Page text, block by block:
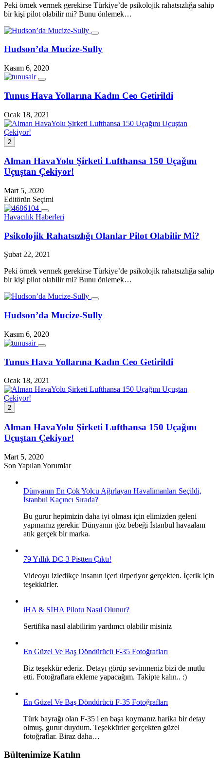
Peki örnek vermek gerekirse Türkiye’de psikolojik rahatsızlığa sahip
bir kişi pilot olabilir mi? Bunu önlemek…
Hudson’da Mucize-Sully
Kasım 6, 2020
Tunus Hava Yollarına Kadın Ceo Getirildi
Ocak 18, 2021
2
Alman HavaYolu Şirketi Lufthansa 150 Uçağını
Uçuştan Çekiyor!
Mart 5, 2020
Editörün Seçimi
Havacılık Haberleri
Psikolojik Rahatsızlığı Olanlar Pilot Olabilir Mi?
Şubat 22, 2021
Peki örnek vermek gerekirse Türkiye’de psikolojik rahatsızlığa sahip
bir kişi pilot olabilir mi? Bunu önlemek…
Hudson’da Mucize-Sully
Kasım 6, 2020
Tunus Hava Yollarına Kadın Ceo Getirildi
Ocak 18, 2021
2
Alman HavaYolu Şirketi Lufthansa 150 Uçağını
Uçuştan Çekiyor!
Mart 5, 2020
Son Yapılan Yorumlar
Dünyanın En Çok Yolcu Ağırlayan Havalimanları Seçildi,
İstanbul Kaçıncı Sırada?
Bu gurur hepimizin daha iyi olması için elimizden geleni
yapmamız gerekir. Dünyanın göz bebeği İstanbul havaalanı
atık gerçek bir marka.
79 Yıllık DC-3 Pistten Çıktı!
Videoyu izledikçe insanın içeri ürperiyor gerçekten. İçerik için
teşekkürler.
iHA & SİHA Pilotu Nasıl Olunur?
Sertifika nasıl alabilirim yardımcı olabilir misiniz
En Güzel Ve Baş Döndürücü F-35 Fotoğrafları
Biz teşekkür ederiz. Detayı görüp sevinmeniz bizi de mutlu
etti. Fotoğraflara ekleme yapacağım. Takipte kalın.. :)
En Güzel Ve Baş Döndürücü F-35 Fotoğrafları
Türk bayrağı olan F-35 i en başa koymanız harika bir detay
olmuş, gurur duydum. Teşekkürler gerçekten güzel
fotoğraflar. Biraz daha…
Bültenimize Katılın